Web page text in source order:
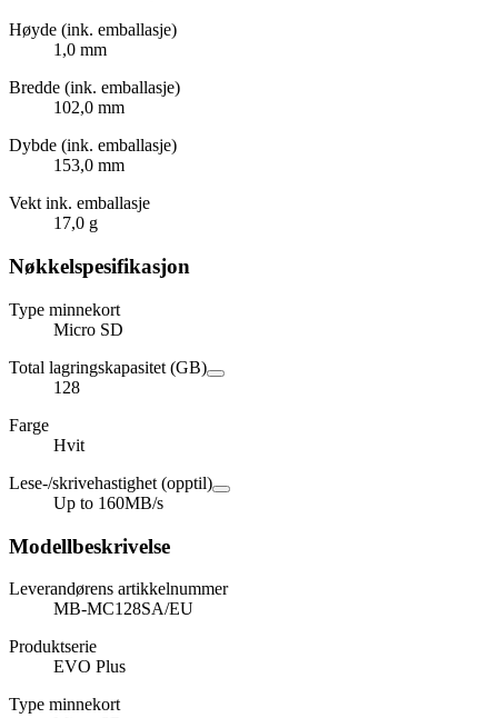
Høyde (ink. emballasje)
1,0 mm
Bredde (ink. emballasje)
102,0 mm
Dybde (ink. emballasje)
153,0 mm
Vekt ink. emballasje
17,0 g
Nøkkelspesifikasjon
Type minnekort
Micro SD
Total lagringskapasitet (GB)
128
Farge
Hvit
Lese-/skrivehastighet (opptil)
Up to 160MB/s
Modellbeskrivelse
Leverandørens artikkelnummer
MB-MC128SA/EU
Produktserie
EVO Plus
Type minnekort